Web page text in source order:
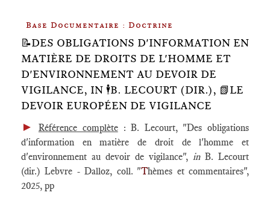
Base Documentaire : Doctrine
📝DES OBLIGATIONS D'INFORMATION EN
MATIÈRE DE DROITS DE L'HOMME ET
D'ENVIRONNEMENT AU DEVOIR DE
VIGILANCE, IN 🕴️B. LECOURT (DIR.), 📗LE
DEVOIR EUROPÉEN DE VIGILANCE
► Référence complète: B. Lecourt, "Des obligations
d'information en matière de droit de l'homme et
d'environnement au devoir de vigilance", in B. Lecourt
(dir.) Lebvre - Dalloz, coll. "Thèmes et commentaires",
2025, pp